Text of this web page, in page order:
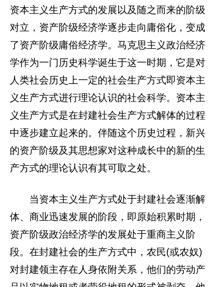
资本主义生产方式的发展以及随之而来的阶级
对立，资产阶级经济学逐步走向庸俗化，变成
了资产阶级庸俗经济学。马克思主义政治经济
学作为一门历史科学诞生于这一时期，它是对
人类社会历史上一定的社会生产方式即资本主
义生产方式进行理论认识的社会科学。资本主
义生产方式是在封建社会生产方式解体的过程
中逐步建立起来的。伴随这个历史过程，新兴
的资产阶级及其思想家对这种成长中的新的生
产方式的理论认识有其可取之处。
当资本主义生产方式处于封建社会逐渐解
体、商业迅速发展的阶段，即原始积累时期，
资产阶级政治经济学的发展处于重商主义阶
段。在封建社会的生产方式中，农民(或农奴)
对封建领主存在人身依附关系，他们的劳动产